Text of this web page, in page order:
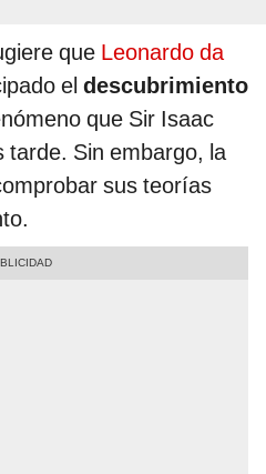
que Leonardo da
el descubrimiento
que Sir Isaac
tarde. Sin embargo, la
sus teorías